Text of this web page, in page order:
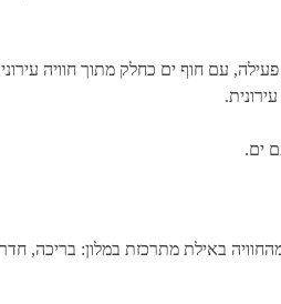
עם חוף ים כחלק מתוך חוויה
ים.
באילת מתרכזת במלון: בריכה, חדר